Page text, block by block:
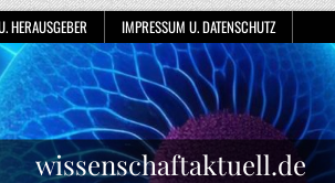
HERAUSGEBER IMPRESSUM U. DATENSCHUTZ
wissenschaftaktuell.de